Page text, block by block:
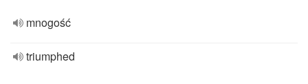
mnogość
triumphed